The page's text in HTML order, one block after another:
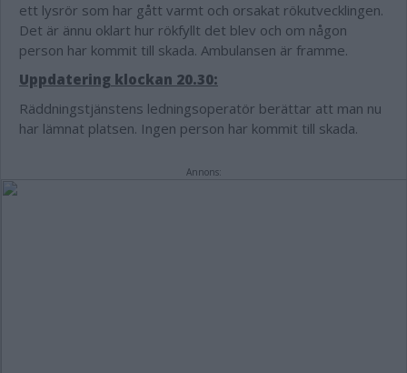
ett lysrör som har gått varmt och orsakat rökutvecklingen.
Det är ännu oklart hur rökfyllt det blev och om någon
person har kommit till skada. Ambulansen är framme.
Uppdatering klockan 20.30:
Räddningstjänstens ledningsoperatör berättar att man nu
har lämnat platsen. Ingen person har kommit till skada.
Annons: